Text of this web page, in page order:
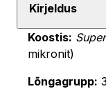
Superwash
100%
Meriino,
100
Kirjeldus
Koostis:
mikronit)
Lõngagrupp: